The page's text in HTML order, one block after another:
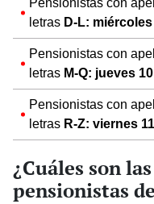
letras D-L:
Pensionistas con
letras M-Q: jueves
Pensionistas con
letras R-Z: viernes
¿Cuáles son
pensionistas